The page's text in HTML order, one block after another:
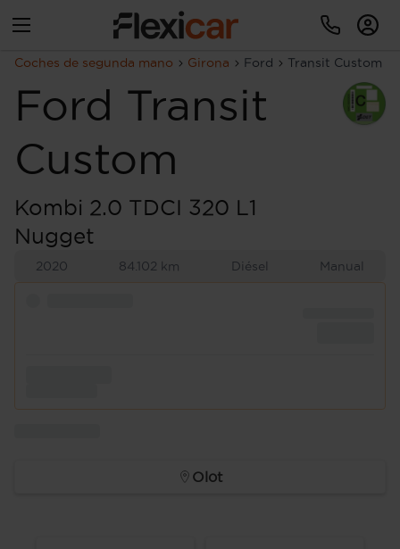
Coches de segunda mano Girona Ford Transit Custom
Ford Transit
Custom
Kombi 2.0 TDCI 320 L1
Nugget
2020 84.102 km Diésel Manual
Olot